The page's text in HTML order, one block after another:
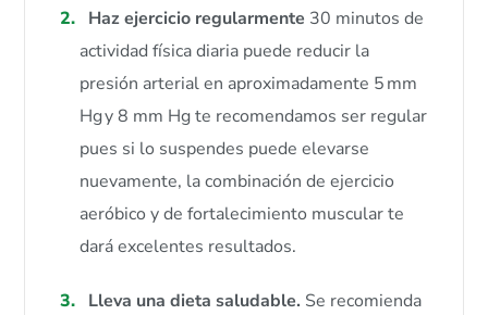
Haz ejercicio regularmente 30 minutos de
actividad física diaria puede reducir la
presión arterial en aproximadamente 5 mm
Hg y 8 mm Hg te recomendamos ser regular
pues si lo suspendes puede elevarse
nuevamente, la combinación de ejercicio
aeróbico y de fortalecimiento muscular te
dará excelentes resultados.
Lleva una dieta saludable. Se recomienda